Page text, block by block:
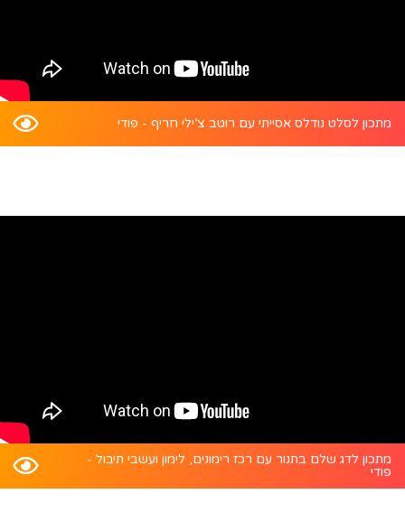
מתכון לסלט נודלס אסייתי עם רוטב צ’ילי חריף - פודי
מתכון לדג שלם בתנור עם רכז רימונים, לימון ועשבי תיבול -
פודי